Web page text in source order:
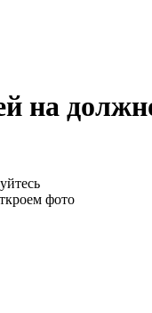
на
фото